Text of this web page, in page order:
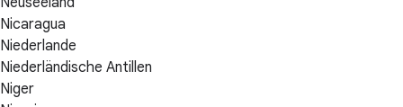
Nicaragua
Niederlande
Niederländische Antillen
Niger